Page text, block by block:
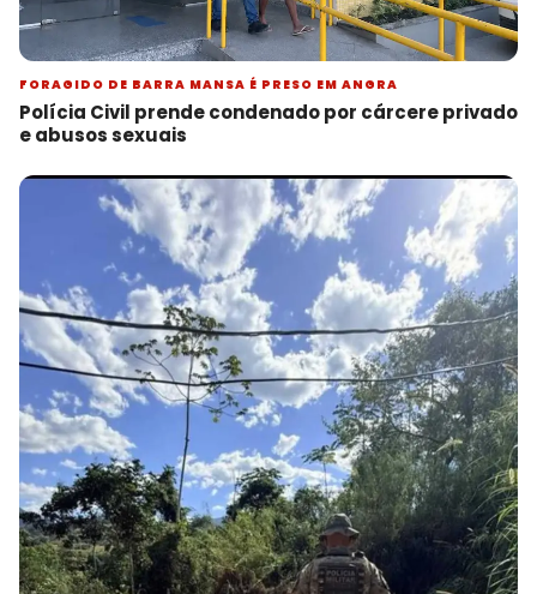
FORAGIDO DE BARRA MANSA É PRESO EM ANGRA
Polícia Civil prende condenado por cárcere privado
e abusos sexuais